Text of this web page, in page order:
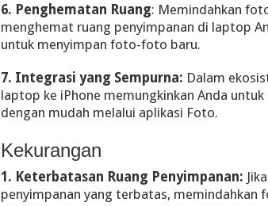
6. Penghematan Ruang: Memindahkan
menghemat ruang penyimpanan di laptop
untuk menyimpan foto-foto baru.
7. Integrasi yang Sempurna: Dalam
laptop ke iPhone memungkinkan Anda
dengan mudah melalui aplikasi Foto.
Kekurangan
1. Keterbatasan Ruang Penyimpanan:
penyimpanan yang terbatas,